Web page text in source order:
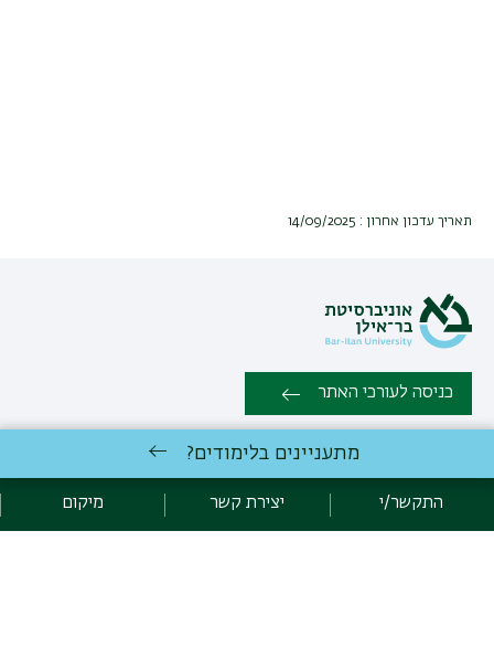
תאריך עדכון אחרון : 14/09/2025
כניסה לעורכי האתר
כל הזכויות שמורות: המחלקה לתלמוד ותושבע"פ , הפקולטה למדעי
פקס: 03-7384152 |
יצירת קשר
מתעניינים בלימודים?
התקשר/י יצירת קשר מיקום